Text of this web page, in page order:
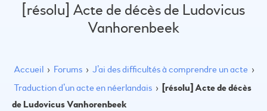
[résolu] Acte de décès de Ludovicus
Vanhorenbeek
Accueil › Forums › J’ai des difficultés à comprendre un acte ›
Traduction d’un acte en néerlandais › [résolu] Acte de décès
de Ludovicus Vanhorenbeek